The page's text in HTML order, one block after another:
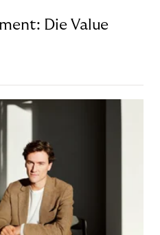
Die Value